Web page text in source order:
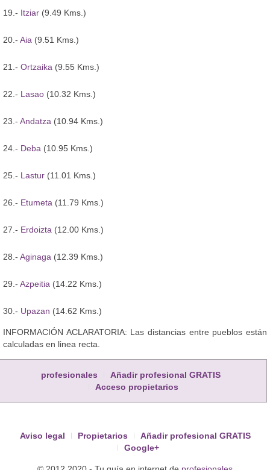
19.- Itziar (9.49 Kms.)
20.- Aia (9.51 Kms.)
21.- Ortzaika (9.55 Kms.)
22.- Lasao (10.32 Kms.)
23.- Andatza (10.94 Kms.)
24.- Deba (10.95 Kms.)
25.- Lastur (11.01 Kms.)
26.- Etumeta (11.79 Kms.)
27.- Erdoizta (12.00 Kms.)
28.- Aginaga (12.39 Kms.)
29.- Azpeitia (14.22 Kms.)
30.- Upazan (14.62 Kms.)
INFORMACIÓN ACLARATORIA: Las distancias entre pueblos están
calculadas en linea recta.
profesionales
Añadir profesional GRATIS
Acceso propietarios
Aviso legal Propietarios
Añadir profesional GRATIS
Google+